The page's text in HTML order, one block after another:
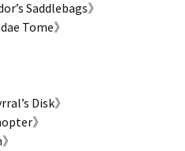
Saddlebags》
Tome》
Disk》
》